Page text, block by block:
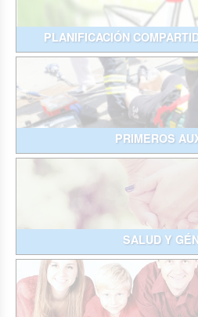
PLANIFICACIÓN
PRIMEROS
SALUD Y